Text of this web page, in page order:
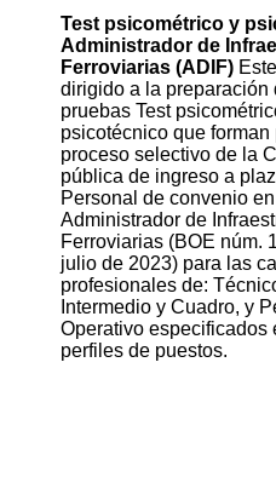
Test psicométrico y
Administrador de
Ferroviarias (ADIF)
dirigido a la preparación
pruebas Test
psicotécnico que forman
proceso selectivo de la
pública de ingreso a
Personal de convenio en
Administrador de
Ferroviarias (BOE núm.
julio de 2023) para las
profesionales de:
Intermedio y Cuadro, y
Operativo especificados
perfiles de puestos.